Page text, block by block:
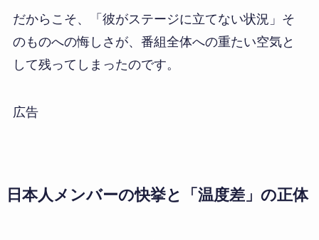
だからこそ、「彼がステージに立てない状況」そ
のものへの悔しさが、番組全体への重たい空気と
して残ってしまったのです。
広告
日本人メンバーの快挙と「温度差」の正体